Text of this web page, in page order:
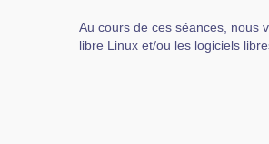
Au cours de ces séances, nous
libre Linux et/ou les logiciels